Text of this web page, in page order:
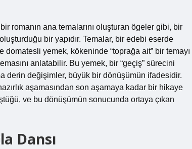
romanın ana temalarını oluşturan ögeler gibi, bir
bir yapıdır. Temalar, bir edebi eserde
yemek, kökeninde “toprağa ait” bir temayı
anlatabilir. Bu yemek, bir “geçiş” sürecini
derin değişimler, büyük bir dönüşümün ifadesidir.
aşamasından son aşamaya kadar bir hikaye
ve bu dönüşümün sonucunda ortaya çıkan
Dansı